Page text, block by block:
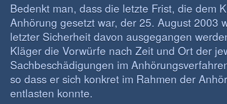
Bedenkt man, dass die letzte Frist, die dem
Anhörung gesetzt war, der 25. August 2003
letzter Sicherheit davon ausgegangen
Kläger die Vorwürfe nach Zeit und Ort der
Sachbeschädigungen im
so dass er sich konkret im Rahmen der
entlasten konnte.